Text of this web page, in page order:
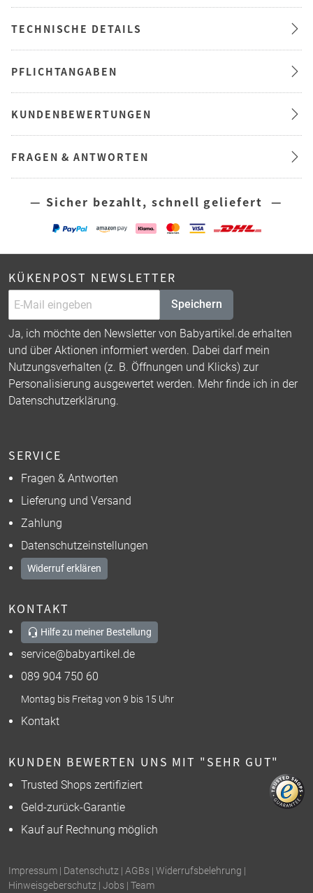
TECHNISCHE DETAILS
PFLICHTANGABEN
KUNDENBEWERTUNGEN
FRAGEN & ANTWORTEN
— Sicher bezahlt, schnell geliefert —
KÜKENPOST NEWSLETTER
Speichern
Ja, ich möchte den Newsletter von Babyartikel.de erhalten
und über Aktionen informiert werden. Dabei darf mein
Nutzungsverhalten (z. B. Öffnungen und Klicks) zur
Personalisierung ausgewertet werden. Mehr finde ich in der
Datenschutzerklärung.
SERVICE
Fragen & Antworten
Lieferung und Versand
Zahlung
Datenschutzeinstellungen
Widerruf erklären
KONTAKT
Hilfe zu meiner Bestellung
service@babyartikel.de
089 904 750 60
Montag bis Freitag von 9 bis 15 Uhr
Kontakt
KUNDEN BEWERTEN UNS MIT "SEHR GUT"
Trusted Shops zertifiziert
Geld-zurück-Garantie
Kauf auf Rechnung möglich
Impressum | Datenschutz | AGBs | Widerrufsbelehrung |
Hinweisgeberschutz | Jobs | Team